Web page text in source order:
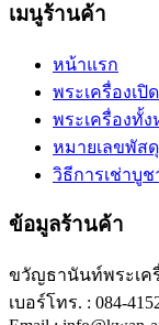
เมนูร้านค้า
หน้าแรก
พระเครื่องเปิ
พระเครื่องทั้
หมายเลขพัสดุ
วิธีการเช่าบูช
ข้อมูลร้านค้า
ขวัญธานันท์พระเค
เบอร์โทร. : 084-